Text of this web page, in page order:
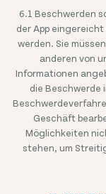
6.1 Beschwerden
der App
werden. Sie
anderen von
Informationen
die Beschwerde
Geschäft
Möglichkeiten
stehen, um